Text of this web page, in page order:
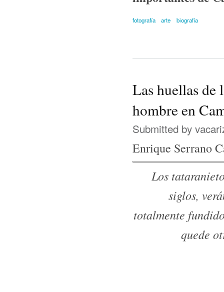
fotografía arte biografía
Las huellas
hombre en
Submitted by
Enrique Serrano
Los
siglos,
totalmente
quede